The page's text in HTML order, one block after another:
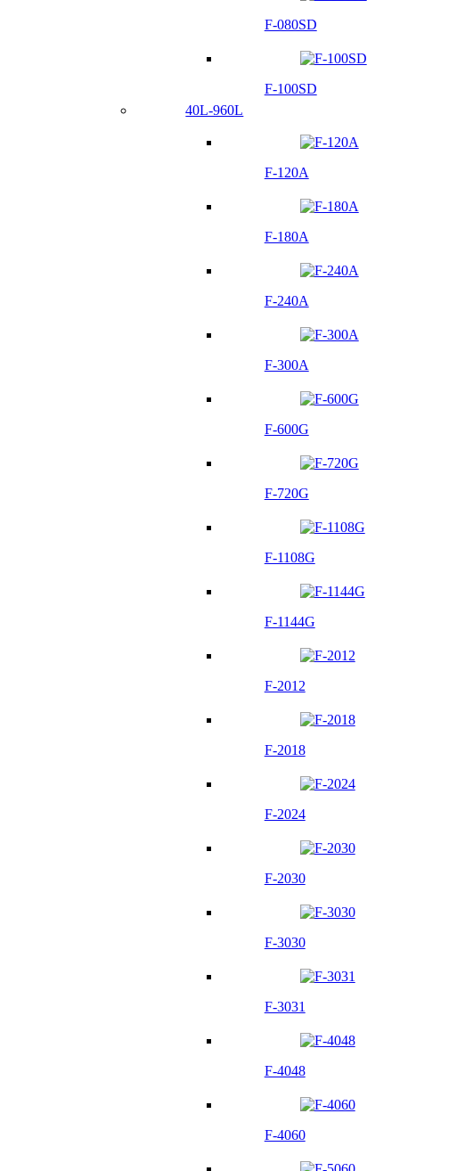
F-080SD
F-100SD
40L-960L
F-120A
F-180A
F-240A
F-300A
F-600G
F-720G
F-1108G
F-1144G
F-2012
F-2018
F-2024
F-2030
F-3030
F-3031
F-4048
F-4060